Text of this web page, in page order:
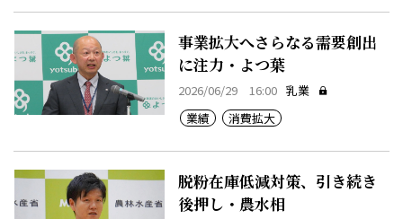
事業拡大へさらなる需要創出
に注力・よつ葉
2026/06/29 16:00 乳業
業績
消費拡大
脱粉在庫低減対策、引き続き
後押し・農水相